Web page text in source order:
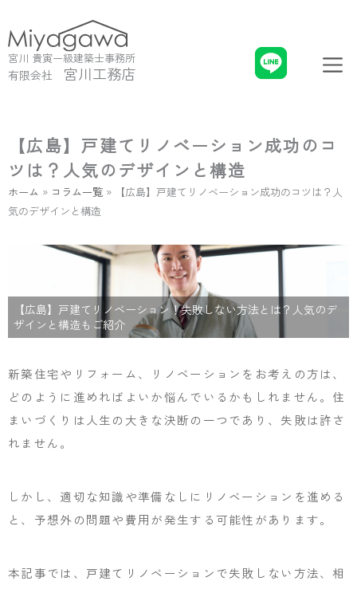
容
を
ス宮川 貴寅一級建築士事務所
有限会社 宮川工務店
メ
ニ
【広島】戸建てリノベーション成功のコ
ツは？人気のデザインと構造
ホーム » コラム一覧 »
【広島】戸建てリノベーション成功のコツは？人
気のデザインと構造
【広島】戸建てリノベーション！失敗しない方法とは？人気のデ
ザインと構造もご紹介
新築住宅やリフォーム、リノベーションをお考えの方は、
どのように進めればよいか悩んでいるかもしれません。住
まいづくりは人生の大きな決断の一つであり、失敗は許さ
れません。
しかし、適切な知識や準備なしにリノベーションを進める
と、予想外の問題や費用が発生する可能性があります。
本記事では、戸建てリノベーションで失敗しない方法、相